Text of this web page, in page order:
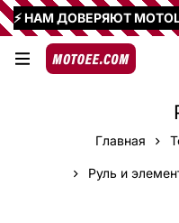
⚡ НАМ ДОВЕРЯЮТ
Главная
Руль и